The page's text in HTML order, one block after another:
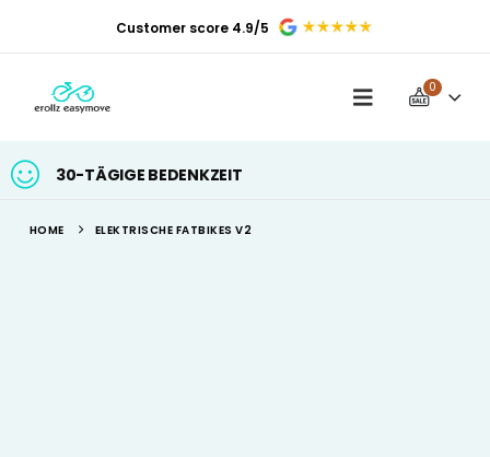
Customer score 4.9/5
0
30-TÄGIGE BEDENKZEIT
HOME ELEKTRISCHE FATBIKES V2